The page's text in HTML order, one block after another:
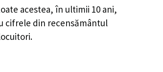
acestea, în ultimii 10 ani,
cifrele din recensământul